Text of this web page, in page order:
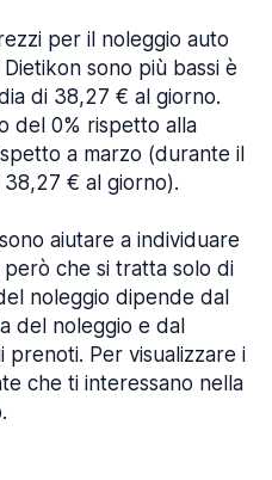
per il noleggio auto
sono più bassi è
di 38,27 € al giorno.
del 0% rispetto alla
a marzo (durante il
€ al giorno).
aiutare a individuare
però che si tratta solo di
noleggio dipende dal
del noleggio e dal
Per visualizzare i
che ti interessano nella